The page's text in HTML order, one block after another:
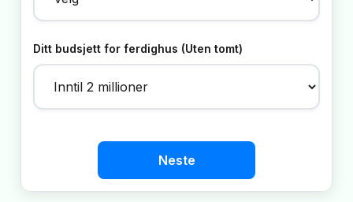
Ditt budsjett for ferdighus (Uten tomt)
Neste